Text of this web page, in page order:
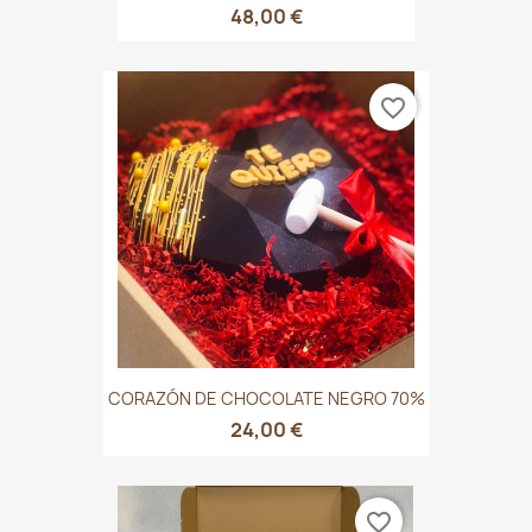
48,00 €
CORAZÓN DE CHOCOLATE NEGRO 70%
24,00 €
favorite_border
favorite_border